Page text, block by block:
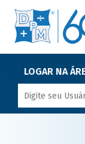
LOGAR NA